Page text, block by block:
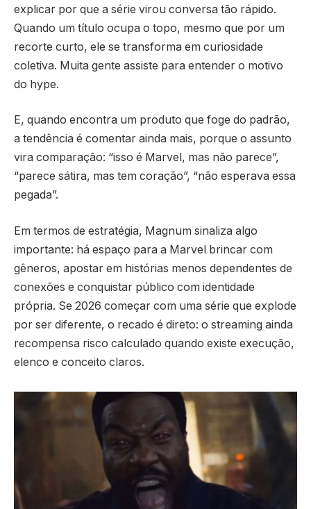
explicar por que a série virou conversa tão rápido.
Quando um título ocupa o topo, mesmo que por um
recorte curto, ele se transforma em curiosidade
coletiva. Muita gente assiste para entender o motivo
do hype.
E, quando encontra um produto que foge do padrão,
a tendência é comentar ainda mais, porque o assunto
vira comparação: “isso é Marvel, mas não parece”,
“parece sátira, mas tem coração”, “não esperava essa
pegada”.
Em termos de estratégia, Magnum sinaliza algo
importante: há espaço para a Marvel brincar com
gêneros, apostar em histórias menos dependentes de
conexões e conquistar público com identidade
própria. Se 2026 começar com uma série que explode
por ser diferente, o recado é direto: o streaming ainda
recompensa risco calculado quando existe execução,
elenco e conceito claros.